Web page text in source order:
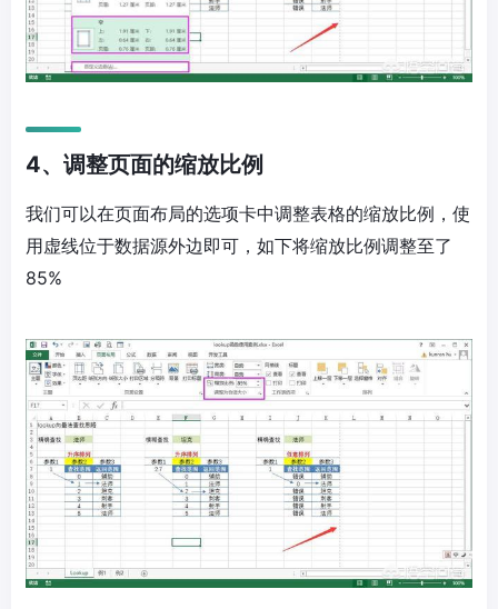
4、调整页面的缩放比例
我们可以在页面布局的选项卡中调整表格的缩放比例，使
用虚线位于数据源外边即可，如下将缩放比例调整至了
85%